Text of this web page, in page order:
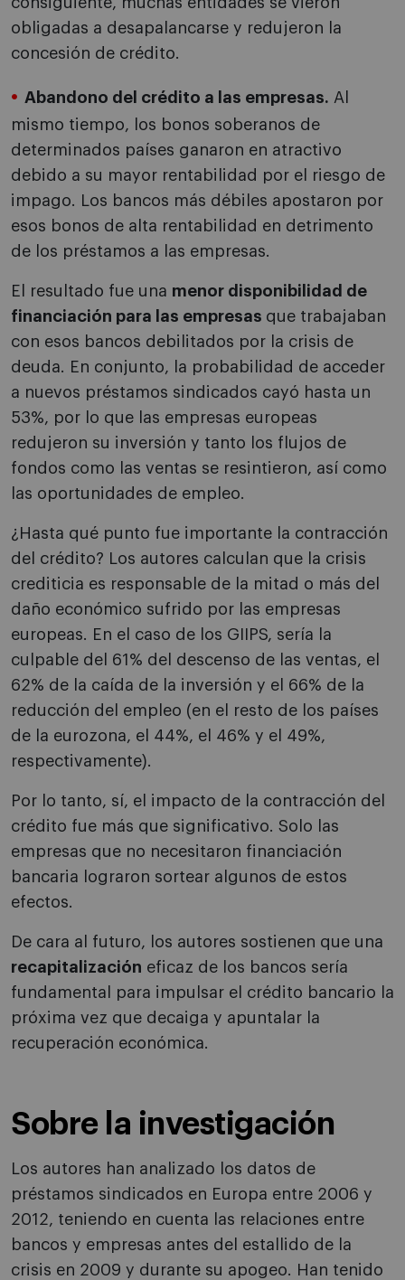
obligadas a desapalancarse y redujeron la
concesión de crédito.
Abandono del crédito a las empresas. Al
mismo tiempo, los bonos soberanos de
determinados países ganaron en atractivo
debido a su mayor rentabilidad por el riesgo de
impago. Los bancos más débiles apostaron por
esos bonos de alta rentabilidad en detrimento
de los préstamos a las empresas.
El resultado fue una menor disponibilidad de
financiación para las empresas que trabajaban
con esos bancos debilitados por la crisis de
deuda. En conjunto, la probabilidad de acceder
a nuevos préstamos sindicados cayó hasta un
53%, por lo que las empresas europeas
redujeron su inversión y tanto los flujos de
fondos como las ventas se resintieron, así como
las oportunidades de empleo.
¿Hasta qué punto fue importante la contracción
del crédito? Los autores calculan que la crisis
crediticia es responsable de la mitad o más del
daño económico sufrido por las empresas
europeas. En el caso de los GIIPS, sería la
culpable del 61% del descenso de las ventas, el
62% de la caída de la inversión y el 66% de la
reducción del empleo (en el resto de los países
de la eurozona, el 44%, el 46% y el 49%,
respectivamente).
Por lo tanto, sí, el impacto de la contracción del
crédito fue más que significativo. Solo las
empresas que no necesitaron financiación
bancaria lograron sortear algunos de estos
efectos.
De cara al futuro, los autores sostienen que una
recapitalización eficaz de los bancos sería
fundamental para impulsar el crédito bancario la
próxima vez que decaiga y apuntalar la
recuperación económica.
Sobre la investigación
Los autores han analizado los datos de
préstamos sindicados en Europa entre 2006 y
2012, teniendo en cuenta las relaciones entre
bancos y empresas antes del estallido de la
crisis en 2009 y durante su apogeo. Han tenido